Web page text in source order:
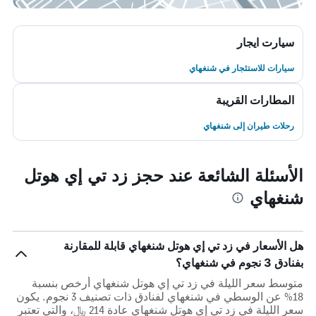
سيارت ايجار
سيارات للاستئجار في شنغهاي
المطارات القريبة
رحلات طيران إلى شنغهاي
الأسئلة الشائعة عند حجز زد تي إي هوتل
شنغهاي
هل الأسعار في زد تي إي هوتل شنغهاي قابلة للمقارنة
بفنادق 3 نجوم في شنغهاي؟
متوسط سعر الليلة في زد تي إي هوتل شنغهاي أرخص بنسبة
18% عن الوسطي في شنغهاي لفنادق ذات تصنيف 3 نجوم. يكون
سعر الليلة في زد تي إي هوتل شنغهاي عادة 214 ﷼، والتي تعتبر